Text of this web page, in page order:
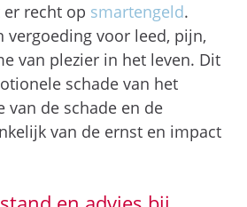
recht op smartengeld.
vergoeding voor leed, pijn,
van plezier in het leven. Dit
schade van het
van de schade en de
van de ernst en impact